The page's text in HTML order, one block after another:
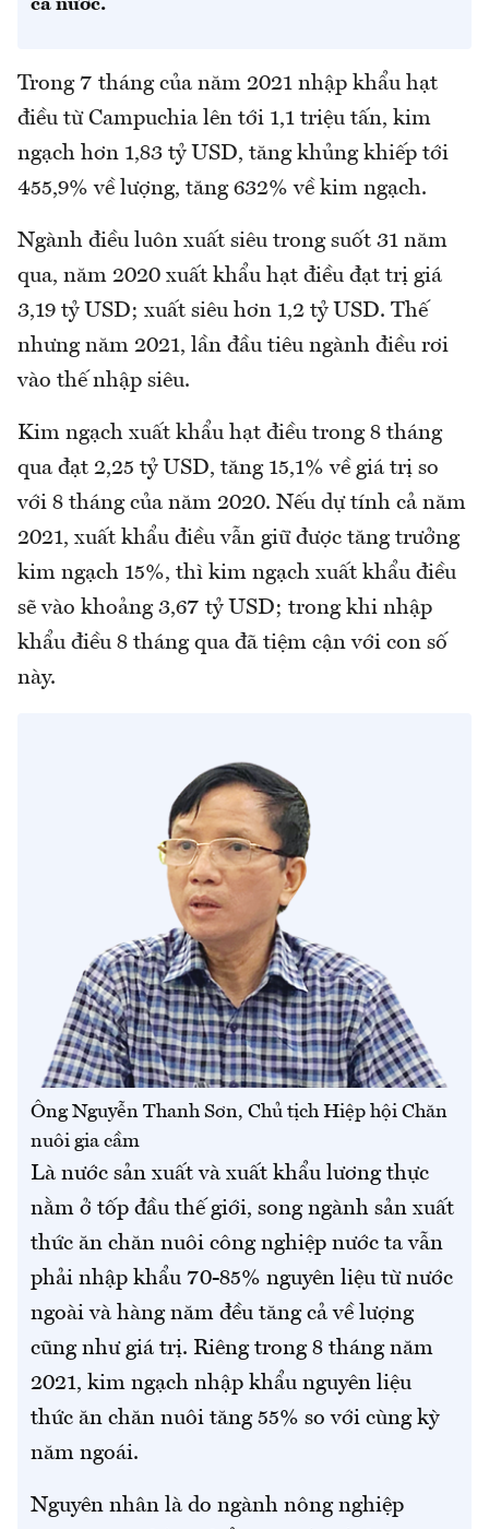
Trong 7 tháng của năm 2021 nhập khẩu hạt
điều từ Campuchia lên tới 1,1 triệu tấn, kim
ngạch hơn 1,83 tỷ USD, tăng khủng khiếp tới
455,9% về lượng, tăng 632% về kim ngạch.
Ngành điều luôn xuất siêu trong suốt 31 năm
qua, năm 2020 xuất khẩu hạt điều đạt trị giá
3,19 tỷ USD; xuất siêu hơn 1,2 tỷ USD. Thế
nhưng năm 2021, lần đầu tiêu ngành điều rơi
vào thế nhập siêu.
Kim ngạch xuất khẩu hạt điều trong 8 tháng
qua đạt 2,25 tỷ USD, tăng 15,1% về giá trị so
với 8 tháng của năm 2020. Nếu dự tính cả năm
2021, xuất khẩu điều vẫn giữ được tăng trưởng
kim ngạch 15%, thì kim ngạch xuất khẩu điều
sẽ vào khoảng 3,67 tỷ USD; trong khi nhập
khẩu điều 8 tháng qua đã tiệm cận với con số
này.
Ông Nguyễn Thanh Sơn, Chủ tịch Hiệp hội Chăn
nuôi gia cầm
Là nước sản xuất và xuất khẩu lương thực
nằm ở tốp đầu thế giới, song ngành sản xuất
thức ăn chăn nuôi công nghiệp nước ta vẫn
phải nhập khẩu 70-85% nguyên liệu từ nước
ngoài và hàng năm đều tăng cả về lượng
cũng như giá trị. Riêng trong 8 tháng năm
2021, kim ngạch nhập khẩu nguyên liệu
thức ăn chăn nuôi tăng 55% so với cùng kỳ
năm ngoái.
Nguyên nhân là do ngành nông nghiệp